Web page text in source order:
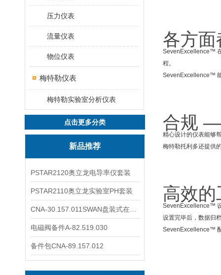
压力仪表
流量仪表
物位仪表
梅特勒仪表
梅特勒实验室分析仪表
点击更多分类
新品推荐
PSTAR2120奥立龙电导率仪套装
PSTAR2110奥立龙实验室PH套装
电磁阀备件A-82.519.030
备件包CNA-89.157.012
各方
SevenExcellence™
程。
SevenExcellence™
合规 —
精心设计的仪表能够
梅特勒托利多还提供
高效
SevenExcellence™
设置完毕后，数据归
SevenExcellence™